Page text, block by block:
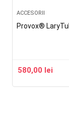
ACCESORII
Provox®
580,00 lei